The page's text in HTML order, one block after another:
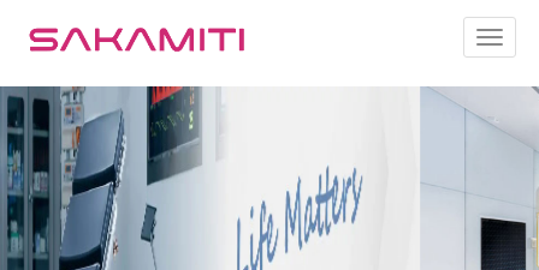
Toggle